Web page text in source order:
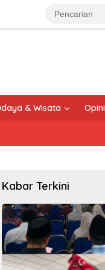
& Wisata Opini
Kabar Terkini